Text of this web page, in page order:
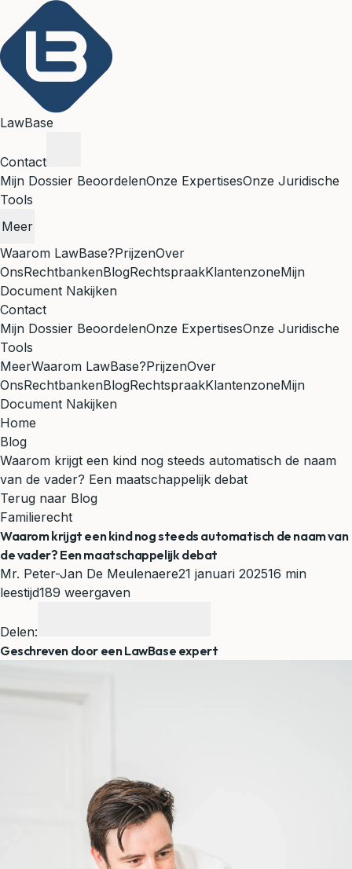
LawBase
Contact
Mijn Dossier BeoordelenOnze ExpertisesOnze Juridische
Tools
Meer
Waarom LawBase?PrijzenOver
OnsRechtbankenBlogRechtspraakKlantenzoneMijn
Document Nakijken
Contact
Mijn Dossier BeoordelenOnze ExpertisesOnze Juridische
Tools
MeerWaarom LawBase?PrijzenOver
OnsRechtbankenBlogRechtspraakKlantenzoneMijn
Document Nakijken
Home
Blog
Waarom krijgt een kind nog steeds automatisch de naam
van de vader? Een maatschappelijk debat
Terug naar Blog
Familierecht
Waarom krijgt een kind nog steeds automatisch de naam van
de vader? Een maatschappelijk debat
Mr. Peter-Jan De Meulenaere21 januari 202516 min
leestijd189 weergaven
Delen:
Geschreven door een LawBase expert